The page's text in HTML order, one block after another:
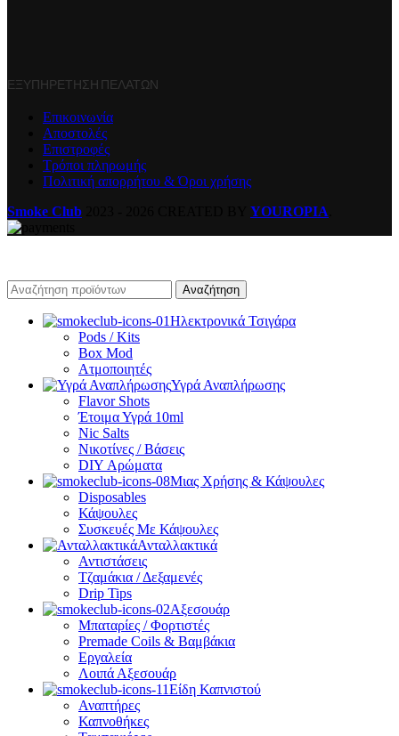
ΕΞΥΠΗΡΈΤΗΣΗ ΠΕΛΑΤΏΝ
Επικοινωνία
Αποστολές
Επιστροφές
Τρόποι πληρωμής
Πολιτική απορρήτου & Όροι χρήσης
Smoke Club
YOUROPIA
Αναζήτηση
Ηλεκτρονικά Τσιγάρα
Pods / Kits
Box Mod
Ατμοποιητές
Υγρά Αναπλήρωσης
Flavor Shots
Έτοιμα Υγρά 10ml
Nic Salts
Νικοτίνες / Βάσεις
DIY Αρώματα
Μιας Χρήσης & Κάψουλες
Disposables
Κάψουλες
Συσκευές Με Κάψουλες
Ανταλλακτικά
Αντιστάσεις
Τζαμάκια / Δεξαμενές
Drip Tips
Αξεσουάρ
Μπαταρίες / Φορτιστές
Premade Coils & Βαμβάκια
Εργαλεία
Λοιπά Αξεσουάρ
Είδη Καπνιστού
Αναπτήρες
Καπνοθήκες